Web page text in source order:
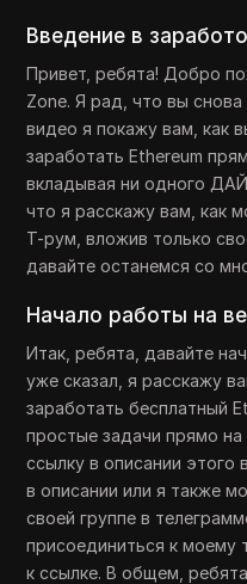
Введение в
Привет, ребята! Добро
Zone. Я рад, что вы
видео я покажу вам, как
заработать Ethereum
вкладывая ни одного
что я расскажу вам, как
Т-рум, вложив только
давайте останемся со
Начало работы на
Итак, ребята, давайте
уже сказал, я расскажу
заработать бесплатный
простые задачи прямо
ссылку в описании
в описании или я также
своей группе в
присоединиться к моему
к ссылке. В общем,